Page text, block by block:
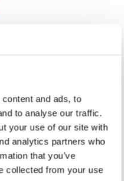
and ads, to
to analyse our traffic.
your use of our site with
analytics partners who
that you’ve
collected from your use